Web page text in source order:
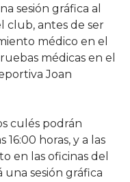
sesión gráfica al
club, antes de ser
médico en el
médicas en el
Joan
culés podrán
horas, y a las
en las oficinas del
sesión gráfica